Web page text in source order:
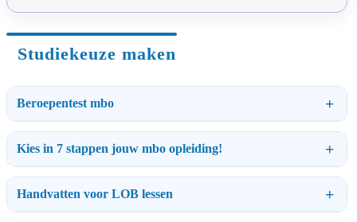
Studiekeuze maken
Beroepentest mbo
Kies in 7 stappen jouw mbo opleiding!
Handvatten voor LOB lessen